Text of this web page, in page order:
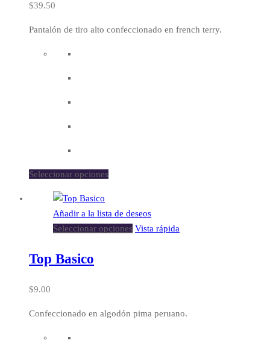
$39.50
Pantalón de tiro alto confeccionado en french terry.
Seleccionar opciones
Añadir a la lista de deseos
Seleccionar opciones Vista rápida
Top Basico
$9.00
Confeccionado en algodón pima peruano.